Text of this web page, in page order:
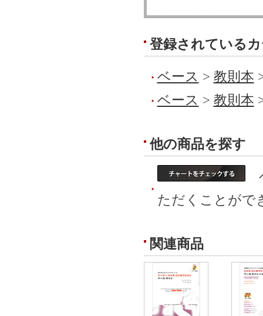
登録されている
ベース > 教則本
ベース > 教則本
他の商品を探す
ただくことがで
関連商品